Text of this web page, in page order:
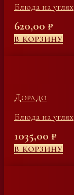
Блюда на углях
620,00 ₽
В КОРЗИНУ
Дорадо
Блюда на углях
1035,00 ₽
В КОРЗИНУ